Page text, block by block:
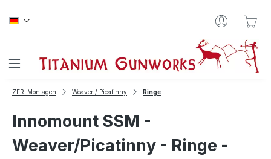
ZFR-Montagen Weaver / Picatinny Ringe
Innomount SSM -
Weaver/Picatinny - Ringe -